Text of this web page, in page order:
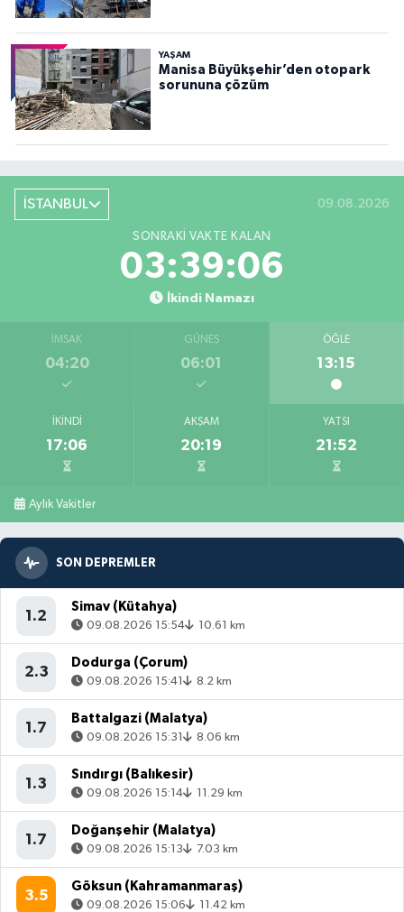
YAŞAM
Manisa Büyükşehir’den otopark
sorununa çözüm
İSTANBUL 09.08.2026
SONRAKI VAKTE KALAN
03:39:04
İkindi Namazı
İMSAK
04:20
GÜNEŞ
06:01
ÖĞLE
13:15
İKINDI
17:06
AKŞAM
20:19
YATSI
21:52
Aylık Vakitler
SON DEPREMLER
1.2
Simav (Kütahya)
09.08.2026 15:54 10.61 km
2.3
Dodurga (Çorum)
09.08.2026 15:41 8.2 km
1.7
Battalgazi (Malatya)
09.08.2026 15:31 8.06 km
1.3
Sındırgı (Balıkesir)
09.08.2026 15:14 11.29 km
1.7
Doğanşehir (Malatya)
09.08.2026 15:13 7.03 km
3.5
Göksun (Kahramanmaraş)
09.08.2026 15:06 11.42 km